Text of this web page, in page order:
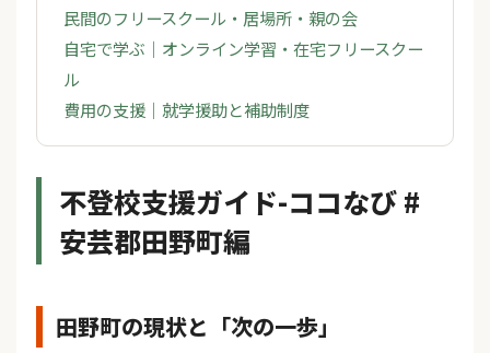
民間のフリースクール・居場所・親の会
自宅で学ぶ｜オンライン学習・在宅フリースクー
ル
費用の支援｜就学援助と補助制度
不登校支援ガイド-ココなび #
安芸郡田野町編
田野町の現状と「次の一歩」